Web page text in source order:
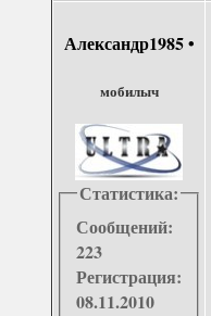
Александр1985•
мобилыч
Статистика:
Сообщений:
223
Регистрация:
08.11.2010